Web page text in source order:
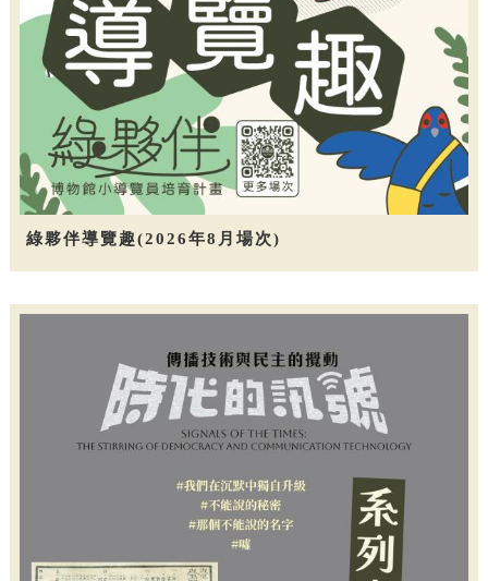
綠夥伴導覽趣(2026年8月場次)